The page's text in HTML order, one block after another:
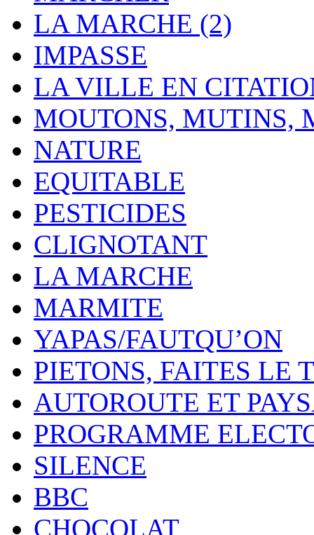
LA MARCHE (2)
IMPASSE
LA VILLE EN
MOUTONS, MUTINS,
NATURE
EQUITABLE
PESTICIDES
CLIGNOTANT
LA MARCHE
MARMITE
YAPAS/FAUTQU’ON
PIETONS, FAITES LE
AUTOROUTE ET
PROGRAMME
SILENCE
BBC
CHOCOLAT